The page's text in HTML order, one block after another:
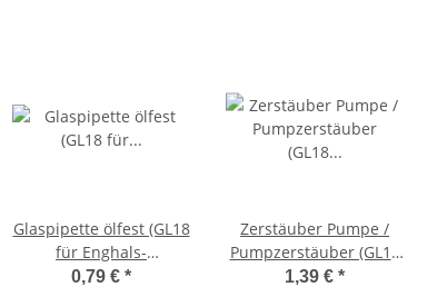
Glaspipette ölfest (GL18
für Enghals-
Tropfflasche 100ml)
0,79 € *
Zerstäuber Pumpe /
Pumpzerstäuber (GL18
für Enghals-
1,39 € *